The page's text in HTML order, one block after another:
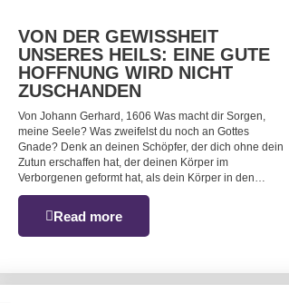
VON DER GEWISSHEIT
UNSERES HEILS: EINE GUTE
HOFFNUNG WIRD NICHT
ZUSCHANDEN
Von Johann Gerhard, 1606 Was macht dir Sorgen,
meine Seele? Was zweifelst du noch an Gottes
Gnade? Denk an deinen Schöpfer, der dich ohne dein
Zutun erschaffen hat, der deinen Körper im
Verborgenen geformt hat, als dein Körper in den…
Read more